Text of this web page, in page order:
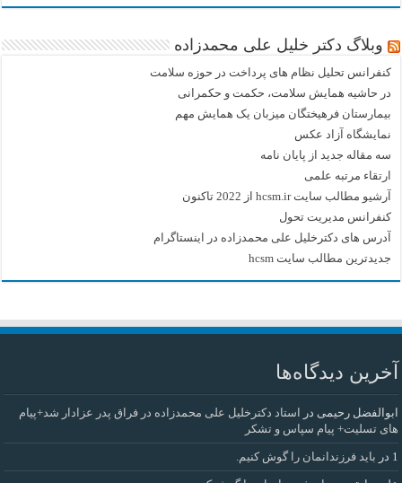
وبلاگ دکتر خلیل علی محمدزاده
کنفرانس تحلیل نظام های پرداخت در حوزه سلامت
در حاشیه همایش سلامت، حکمت و حکمرانی
بیمارستان فرهیختگان میزبان یک همایش مهم
نمایشگاه آزاد عکس
سه مقاله جدید از پایان نامه
ارتقاء مرتبه علمی
آرشیو مطالب سایت hcsm.ir از 2022 تاکنون
کنفرانس مدیریت تحول
آدرس های دکترخلیل علی محمدزاده در اینستاگرام
جدیدترین مطالب سایت hcsm
آخرین دیدگاه‌ها
ابوالفضل رحیمی در
استاد دکترخلیل علی محمدزاده در فراق پدر عزادار شد+پیام
های تسلیت+ پیام سپاس و تشکر
1 در باید فرزندانمان را گوش کنیم.